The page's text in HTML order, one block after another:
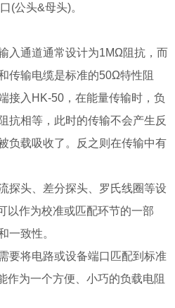
(公头&母头)。
入通道通常设计为1MΩ阻抗，而
传输电缆是标准的50Ω特性阻
接入HK-50，在能量传输时，负
抗相等，此时的传输不会产生反
负载吸收了。反之则在传输中有
探头、差分探头、罗氏线圈等设
以作为校准或匹配环节的一部
一致性。
要将电路或设备端口匹配到标准
作为一个方便、小巧的负载电阻